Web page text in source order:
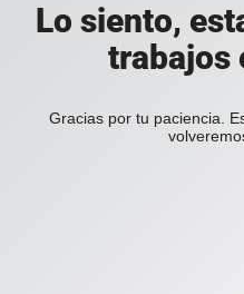
Lo siento,
trabajos
Gracias por tu paciencia.